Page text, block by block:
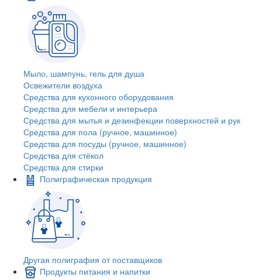
Мыло, шампунь, гель для душа
Освежители воздуха
Средства для кухонного оборудования
Средства для мебели и интерьера
Средства для мытья и дезинфекции поверхностей и рук
Средства для пола (ручное, машинное)
Средства для посуды (ручное, машинное)
Средства для стёкол
Средства для стирки
Полиграфическая продукция
Другая полиграфия от поставщиков
Продукты питания и напитки